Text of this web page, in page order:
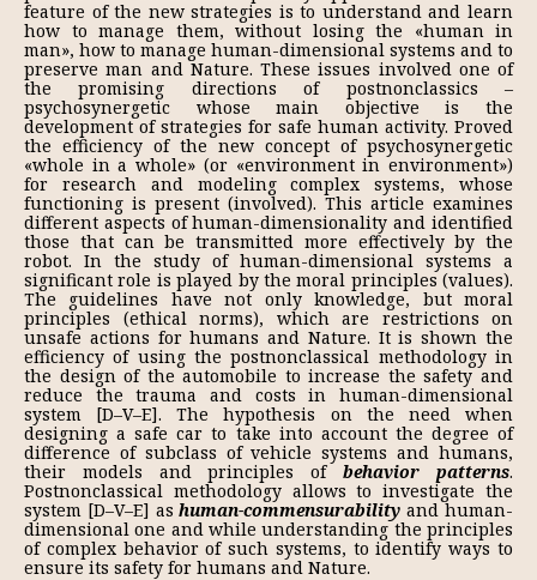
feature of the new strategies is to understand and learn
how to manage them, without losing the «human in
man», how to manage human-dimensional systems and to
preserve man and Nature. These issues involved one of
the promising directions of postnonclassics –
psychosynergetic whose main objective is the
development of strategies for safe human activity. Proved
the efficiency of the new concept of psychosynergetic
«whole in a whole» (or «environment in environment»)
for research and modeling complex systems, whose
functioning is present (involved). This article examines
different aspects of human-dimensionality and identified
those that can be transmitted more effectively by the
robot. In the study of human-dimensional systems a
significant role is played by the moral principles (values).
Thе guidelines have not only knowledge, but moral
principles (ethical norms), which are restrictions on
unsafe actions for humans and Nature. It is shown the
efficiency of using the postnonclassical methodology in
the design of the automobile to increase the safety and
reduce the trauma and costs in human-dimensional
system [D–V–E]. The hypothesis on the need when
designing a safe car to take into account the degree of
difference of subclass of vehicle systems and humans,
their models and principles ofbehavior patterns.
Postnonclassical methodology allows to investigate the
system [D–V–E] ashuman-commensurabilityand human-
dimensional one and while understanding the principles
of complex behavior of such systems, to identify ways to
ensure its safety for humans and Nature.